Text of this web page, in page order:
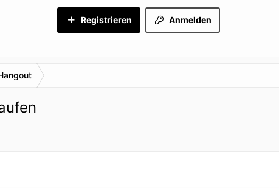
Anmelden
Registrieren